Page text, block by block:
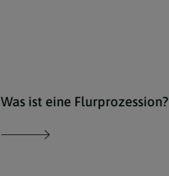
Was ist eine Flurprozession?